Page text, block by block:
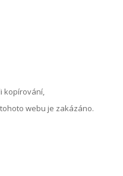
kopírování,
webu je zakázáno.